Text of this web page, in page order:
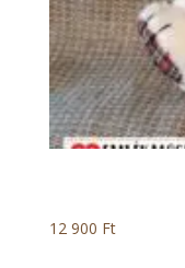
12 900 Ft